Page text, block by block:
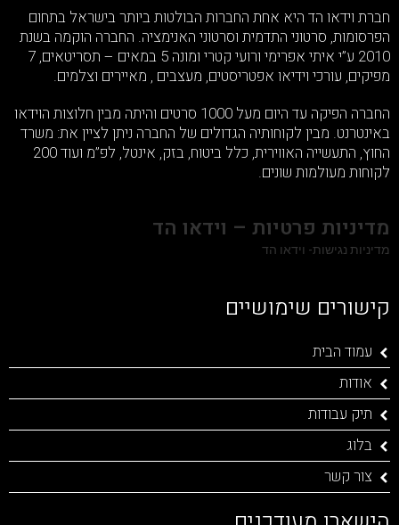
חברת וידאו הד היא אחת החברות הבולטות ביותר בישראל בתחום
הפרסומות, סרטוני התדמית וסרטוני האנימציה. החברה הוקמה בשנת
2010 ע”י איתי אפרימי ורועי קטרי ומונה 5 במאים – תסריטאים, 7
מפיקים, עורכי וידיאו אפטריסטים, מעצבים , מאיירים וצלמים.
החברה הפיקה עד היום מעל 1000 סרטים והיתה מבין חלוצות הוידאו
באינטרנט. מבין לקוחותיה הגדולים של החברה ניתן לציין את: משרד
החוץ, התעשייה האווירית, כלל ביטוח, בזק, אינטל, לפ”מ ועוד 200
לקוחות מעולמות שונים.
מדיניות פרטיות – וידאו הד
מדיניות נגישות- וידאו הד
קישורים שימושיים
עמוד הבית
אודות
תיק עבודות
בלוג
צור קשר